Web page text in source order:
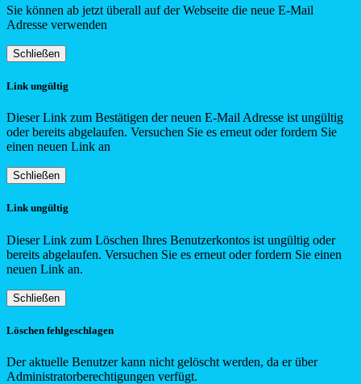
Sie können ab jetzt überall auf der Webseite die neue E-Mail
Adresse verwenden
Schließen
Link ungültig
Dieser Link zum Bestätigen der neuen E-Mail Adresse ist ungültig
oder bereits abgelaufen. Versuchen Sie es erneut oder fordern Sie
einen neuen Link an
Schließen
Link ungültig
Dieser Link zum Löschen Ihres Benutzerkontos ist ungültig oder
bereits abgelaufen. Versuchen Sie es erneut oder fordern Sie einen
neuen Link an.
Schließen
Löschen fehlgeschlagen
Der aktuelle Benutzer kann nicht gelöscht werden, da er über
Administratorberechtigungen verfügt.